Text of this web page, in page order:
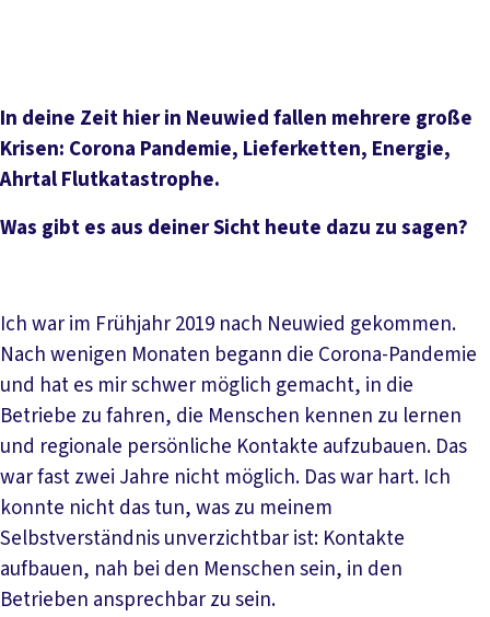
In deine Zeit hier in Neuwied fallen mehrere große
Krisen: Corona Pandemie, Lieferketten, Energie,
Ahrtal Flutkatastrophe.
Was gibt es aus deiner Sicht heute dazu zu sagen?
Ich war im Frühjahr 2019 nach Neuwied gekommen.
Nach wenigen Monaten begann die Corona-Pandemie
und hat es mir schwer möglich gemacht, in die
Betriebe zu fahren, die Menschen kennen zu lernen
und regionale persönliche Kontakte aufzubauen. Das
war fast zwei Jahre nicht möglich. Das war hart. Ich
konnte nicht das tun, was zu meinem
Selbstverständnis unverzichtbar ist: Kontakte
aufbauen, nah bei den Menschen sein, in den
Betrieben ansprechbar zu sein.